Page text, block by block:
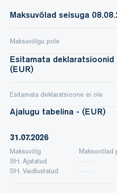
Maksuvõlad seisuga
Maksuvõlgu pole
Esitamata deklaratsioonid
(EUR)
Esitamata deklaratsioone ei ole
Ajalugu tabelina - (EUR)
31.07.2026
Maksuvõlg
Maksuvõlad
SH. Ajatatud
SH. Vaidlustatud